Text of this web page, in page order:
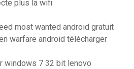
plus la wifi
most wanted android gratuit
warfare android télécharger
windows 7 32 bit lenovo